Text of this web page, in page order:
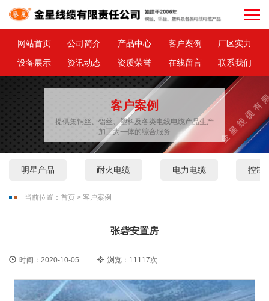
网站首页 公司简介 产品中心 客户案例
厂区实力
设备展示
资讯动态 资质荣誉 在线留言 联系我们
客户案例
提供集铜丝、铝丝、塑料及各类电线电缆产品生产
加工为一体的综合服务
明星产品 耐火电缆 电力电缆 控制
当前位置： 首页 > 客户案例
张砦安置房
时间：2020-10-05 浏览：11117次